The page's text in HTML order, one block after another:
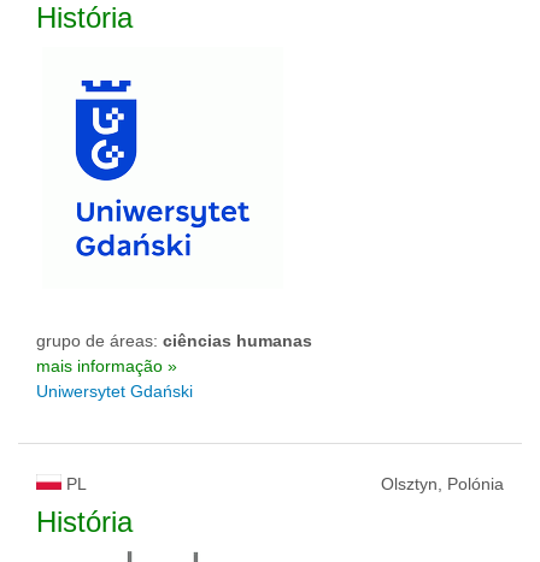
História
grupo de áreas: ciências humanas
mais informação »
Uniwersytet Gdański
PL Olsztyn, Polónia
História